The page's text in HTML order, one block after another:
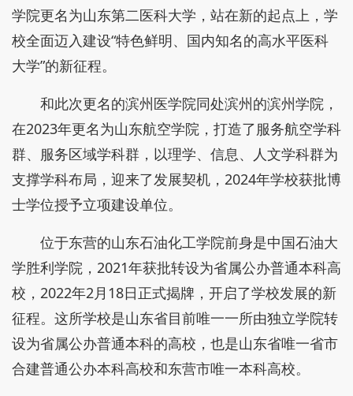
学院更名为山东第二医科大学，站在新的起点上，学
校全面迈入建设“特色鲜明、国内知名的高水平医科
大学”的新征程。
和此次更名的滨州医学院同处滨州的滨州学院，
在2023年更名为山东航空学院，打造了服务航空学科
群、服务区域学科群，以理学、信息、人文学科群为
支撑学科布局，迎来了发展契机，2024年学校获批博
士学位授予立项建设单位。
位于东营的山东石油化工学院前身是中国石油大
学胜利学院，2021年获批转设为省属公办普通本科高
校，2022年2月18日正式揭牌，开启了学校发展的新
征程。这所学校是山东省目前唯一一所由独立学院转
设为省属公办普通本科的高校，也是山东省唯一省市
合建普通公办本科高校和东营市唯一本科高校。